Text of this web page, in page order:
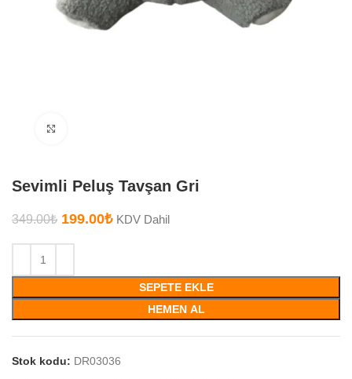
Sevimli Peluş Tavşan Gri
349.00₺ 199.00₺ KDV Dahil
SEPETE EKLE
HEMEN AL
Stok kodu: DR03036